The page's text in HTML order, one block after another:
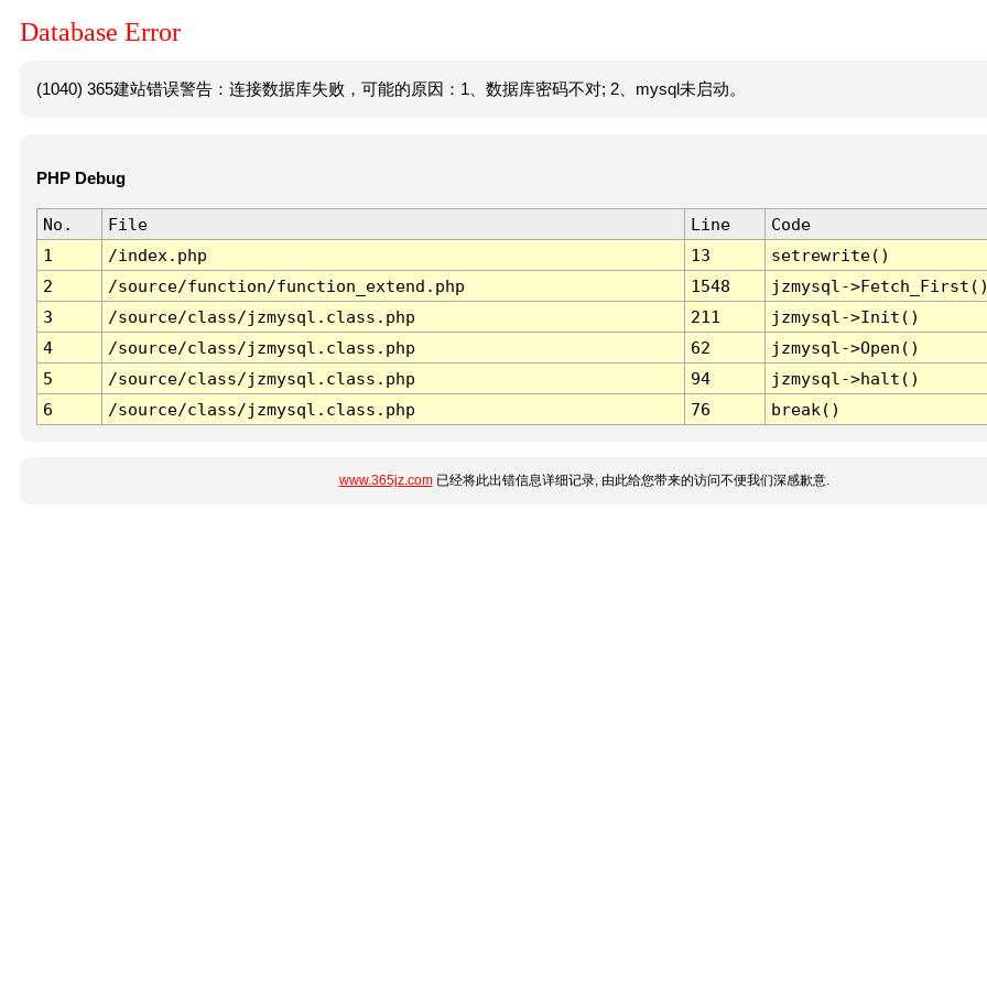
Database Error
(1040) 365建站错误警告：连接数据库失败，可能的原因：1、数据库密码不对; 2、mysql未启动。
PHP Debug
No. File Line
Code
1
/index.php 13
setrewrite()
2
/source/function/function_extend.php 1548
jzmysql-
3
/source/class/jzmysql.class.php 211
jzmysql->Init()
4
/source/class/jzmysql.class.php 62
jzmysql->Open()
5
/source/class/jzmysql.class.php 94
jzmysql->halt()
6
/source/class/jzmysql.class.php 76 break()
www.365jz.com已经将此出错信息详细记录, 由此给您带来的访问不便我们深感歉意.